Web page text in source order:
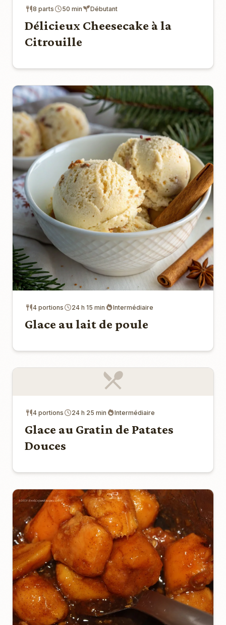
8 parts 50 min Débutant
Délicieux Cheesecake à la
Citrouille
4 portions 24 h 15 min Intermédiaire
Glace au lait de poule
4 portions 24 h 25 min Intermédiaire
Glace au Gratin de Patates
Douces